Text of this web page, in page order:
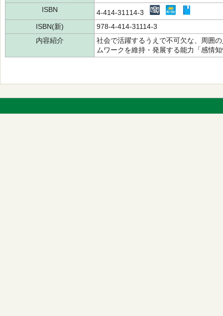
ISBN
4-414-31114-3
ISBN(新)
978-4-414-31114-3
内容紹介
社会で活躍するうえで不可欠な、周囲
ムワークを維持・発展する能力「感情